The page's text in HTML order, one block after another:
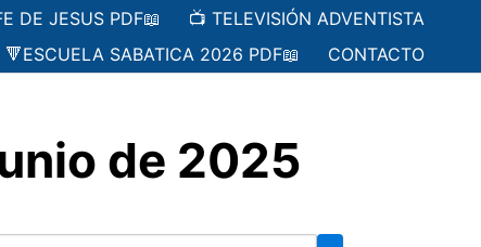
DE JESUS PDF📖
📺 TELEVISIÓN ADVENTISTA
🔻ESCUELA SABATICA 2026 PDF📖 CONTACTO
de 2025